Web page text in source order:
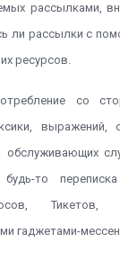
рассылками,
ли рассылки с
ресурсов.
со
выражений,
обслуживающих
будь-то
Тикетов,
гаджетами-